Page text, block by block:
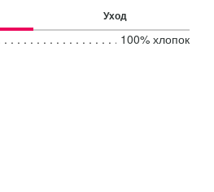
Уход
100% хлопок